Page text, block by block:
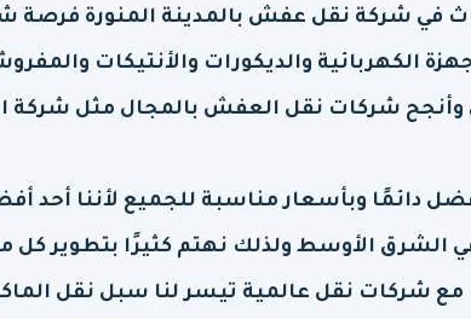
في شركة نقل عفش بالمدينة المنورة فرصة
الكهربائية والديكورات والأنتيكات
شركات نقل العفش بالمجال مثل شركة
دائمًا وبأسعار مناسبة للجميع لأننا أحد
الشرق الأوسط ولذلك نهتم كثيرًا بتطوير كل
شركات نقل عالمية تيسر لنا سبل نقل